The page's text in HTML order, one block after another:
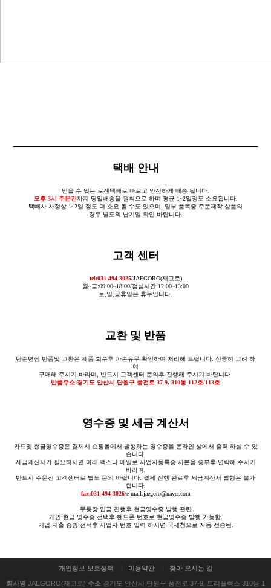
택배 안내
믿을 수 있는 로젠택배로 빠르고 안전하게 배송 됩니다.
오후 3시 주문건까지 당일배송을 원칙으로 하며 평균 1~2일정도 소요됩니다.
택배사 사정상 1~2일 정도 더 소요 될 수도 있으며, 일부 품목중 주문제작 상품의
경우 별도의 납기일 확인 바랍니다.
고객 센터
tel:031-494-3025/JAEGORO(재고로)
월~금:09:00~18:00/점심시간:12:00~13:00
토,일,공휴일은 휴무입니다.
교환 및 반품
단순변심 반품및 교환은 제품 회수후 파손유무 확인하여 처리해 드립니다. 신중히 고려 하
여
구매해 주시기 바라며, 반드시 고객센터 문의후 진행해 주시기 바랍니다.
반품주소:경기도 안산시 단원구 풍전로 37-9, 310동 112호/113호
영수증 및 세금 계산서
카드및 현금영수증은 결제시 쇼핑몰에서 발행하는 영수증을 온라인 상에서 출력 하실 수 있
습니다.
세금계산서가 필요하시면 아래 팩스나 메일로 사업자등록증 사본을 송부후 연락해 주시기
바라며,
반드시 주문전 고객센터로 별도 문의 바랍니다. 결제 진행 완료후 세금계산서 발행은 불가
합니다.
fax:031-494-3026/e-mail:jaegoro@naver.com
무통장 입금 진행후 현금영수증 발행 관련
개인:현금 영수증 선택후 핸드폰 번호로 현금영수증 발행 가능함.
기업:지출 증빙 선택후 사업자 번호 입력 하시면 국세청으로 자동 전송됨.
개인정보 보호정책 이용약관 찾아 오시는 길
회사명 JAEGORO(재고로) 주소 경기도 안산시 단원구 풍전로 37-9, 트리플렉스 310동 1